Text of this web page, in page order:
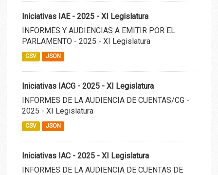
Iniciativas IAE - 2025 - XI Legislatura
INFORMES Y AUDIENCIAS A EMITIR POR EL
PARLAMENTO - 2025 - XI Legislatura
CSV JSON
Iniciativas IACG - 2025 - XI Legislatura
INFORMES DE LA AUDIENCIA DE CUENTAS/CG -
2025 - XI Legislatura
CSV JSON
Iniciativas IAC - 2025 - XI Legislatura
INFORMES DE LA AUDIENCIA DE CUENTAS DE